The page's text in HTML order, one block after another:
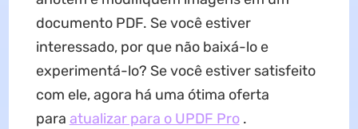
documento PDF. Se você estiver
interessado, por que não baixá-lo e
experimentá-lo? Se você estiver satisfeito
com ele, agora há uma ótima oferta
para atualizar para o UPDF Pro.